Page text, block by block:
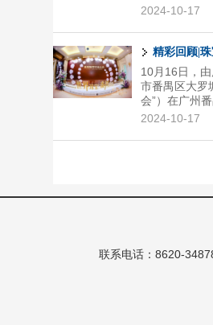
荣誉会长李文
会员代表均出
会长黄建民汇
及为确保大
会长吴威上台
协助政府...
2024-10-17
精彩回顾|
10月16日，
市番禺区大罗
会”）在广州
启程，两条
大、凡人优品
景灏配饰、朗
2024-10-17
联系电话：8620-